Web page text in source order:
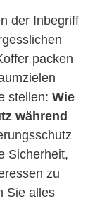
der Inbegriff
packen
stellen: Wie
während
Sicherheit,
zu
Sie alles